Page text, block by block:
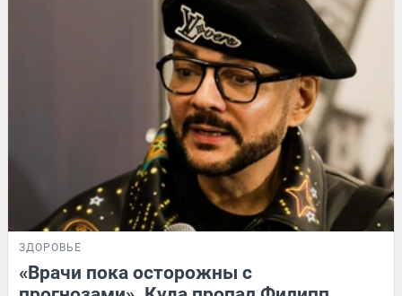
ЗДОРОВЬЕ
«Врачи пока осторожны с